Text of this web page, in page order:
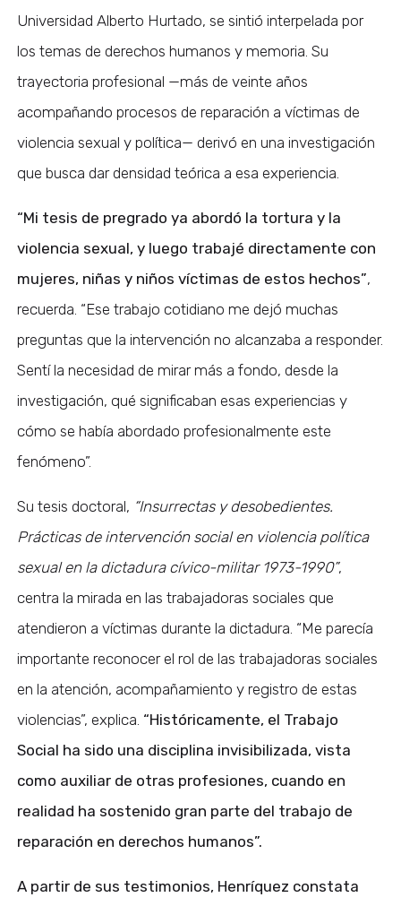
Universidad Alberto Hurtado, se sintió interpelada por
los temas de derechos humanos y memoria. Su
trayectoria profesional —más de veinte años
acompañando procesos de reparación a víctimas de
violencia sexual y política— derivó en una investigación
que busca dar densidad teórica a esa experiencia.
“Mi tesis de pregrado ya abordó la tortura y la
violencia sexual, y luego trabajé directamente con
mujeres, niñas y niños víctimas de estos hechos”,
recuerda. “Ese trabajo cotidiano me dejó muchas
preguntas que la intervención no alcanzaba a responder.
Sentí la necesidad de mirar más a fondo, desde la
investigación, qué significaban esas experiencias y
cómo se había abordado profesionalmente este
fenómeno”.
Su tesis doctoral, “Insurrectas y desobedientes.
Prácticas de intervención social en violencia política
sexual en la dictadura cívico-militar 1973-1990”,
centra la mirada en las trabajadoras sociales que
atendieron a víctimas durante la dictadura. “Me parecía
importante reconocer el rol de las trabajadoras sociales
en la atención, acompañamiento y registro de estas
violencias”, explica. “Históricamente, el Trabajo
Social ha sido una disciplina invisibilizada, vista
como auxiliar de otras profesiones, cuando en
realidad ha sostenido gran parte del trabajo de
reparación en derechos humanos”.
A partir de sus testimonios, Henríquez constata